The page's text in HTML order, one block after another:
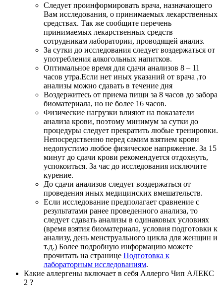
Следует проинформировать врача, назначающего
Вам исследования, о принимаемых лекарственных
средствах. Так же сообщите перечень
принимаемых лекарственных средств
сотрудникам лаборатории, проводящей анализ.
За сутки до исследования следует воздержаться от
употребления алкогольных напитков.
Оптимальное время для сдачи анализов 8 – 11
часов утра.Если нет иных указаний от врача ,то
анализы можно сдавать в течение дня
Воздержитесь от приема пищи за 8 часов до забора
биоматериала, но не более 16 часов.
Физические нагрузки влияют на показатели
анализа крови, поэтому минимум за сутки до
процедуры следует прекратить любые тренировки.
Непосредственно перед самим взятием крови
недопустимо любое физическое напряжение. За 15
минут до сдачи крови рекомендуется отдохнуть,
успокоиться. За час до исследования исключите
курение.
До сдачи анализов следует воздержаться от
проведения иных медицинских вмешательств.
Если исследование предполагает сравнение с
результатами ранее проведенного анализа, то
следует сдавать анализы в одинаковых условиях
(время взятия биоматериала, условия подготовки к
анализу, день менструального цикла для женщин и
т.д.) Более подробную информацию можете
прочитать на странице Подготовка к
лабораторным исследованиям.
Какие аллергены включает в себя Аллерго Чип АЛЕКС
2 ?